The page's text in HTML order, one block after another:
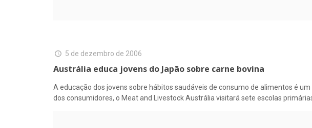
5 de dezembro de 2006
Austrália educa jovens do Japão sobre carne bovina
A educação dos jovens sobre hábitos saudáveis de consumo de alimentos é
dos consumidores, o Meat and Livestock Austrália visitará sete escolas